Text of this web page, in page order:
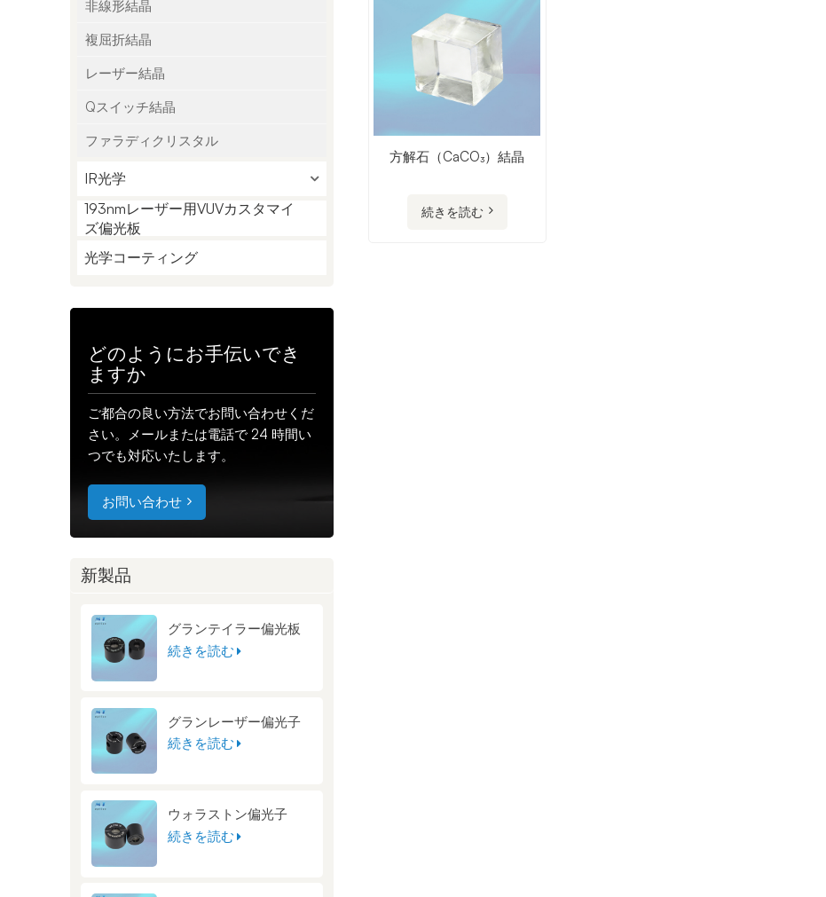
非線形結晶
複屈折結晶
レーザー結晶
Qスイッチ結晶
ファラディクリスタル
IR光学
193nmレーザー用VUVカスタマイ
ズ偏光板
光学コーティング
どのようにお手伝いでき
ますか
ご都合の良い方法でお問い合わせくだ
さい。メールまたは電話で 24 時間い
つでも対応いたします。
お問い合わせ
新製品
グランテイラー偏光板
続きを読む
グランレーザー偏光子
続きを読む
ウォラストン偏光子
続きを読む
方解石（CaCO₃）結晶
続きを読む